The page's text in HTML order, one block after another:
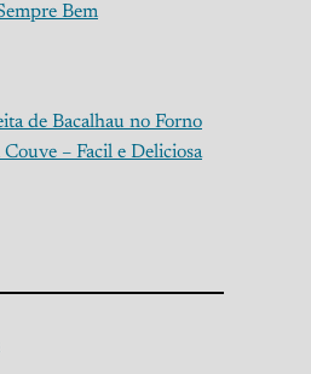
Bem
de Bacalhau no Forno
Couve – Facil e Deliciosa